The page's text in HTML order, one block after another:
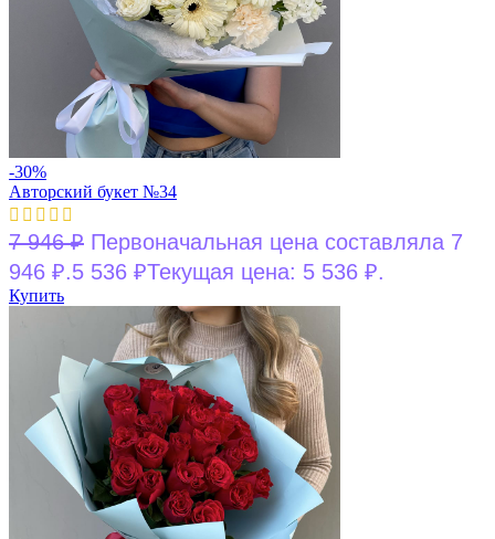
-30%
Авторский букет №34
7 946₽ Первоначальная цена составляла 7
946 ₽.5 536 ₽Текущая цена: 5 536 ₽.
Купить